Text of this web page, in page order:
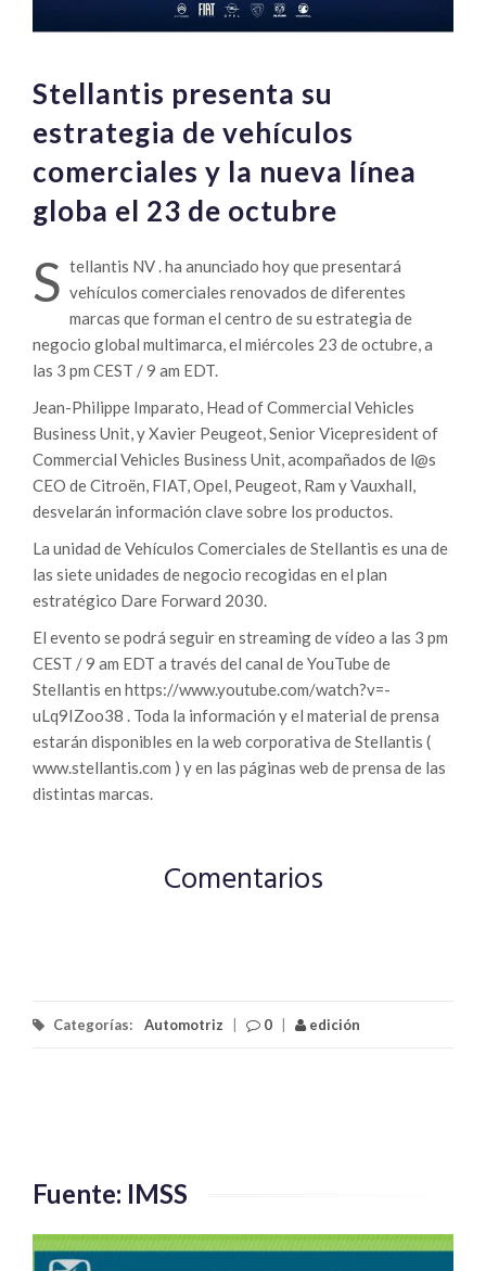
Stellantis presenta su
estrategia de vehículos
comerciales y la nueva línea
globa el 23 de octubre
S tellantis NV . ha anunciado hoy que presentará
vehículos comerciales renovados de diferentes
marcas que forman el centro de su estrategia de
negocio global multimarca, el miércoles 23 de octubre, a
las 3 pm CEST / 9 am EDT.
Jean-Philippe Imparato, Head of Commercial Vehicles
Business Unit, y Xavier Peugeot, Senior Vicepresident of
Commercial Vehicles Business Unit, acompañados de l@s
CEO de Citroën, FIAT, Opel, Peugeot, Ram y Vauxhall,
desvelarán información clave sobre los productos.
La unidad de Vehículos Comerciales de Stellantis es una de
las siete unidades de negocio recogidas en el plan
estratégico Dare Forward 2030.
El evento se podrá seguir en streaming de vídeo a las 3 pm
CEST / 9 am EDT a través del canal de YouTube de
Stellantis en https://www.youtube.com/watch?v=-
uLq9IZoo38 . Toda la información y el material de prensa
estarán disponibles en la web corporativa de Stellantis (
www.stellantis.com ) y en las páginas web de prensa de las
distintas marcas.
Comentarios
Categorías: Automotriz 0 edición
Fuente: IMSS